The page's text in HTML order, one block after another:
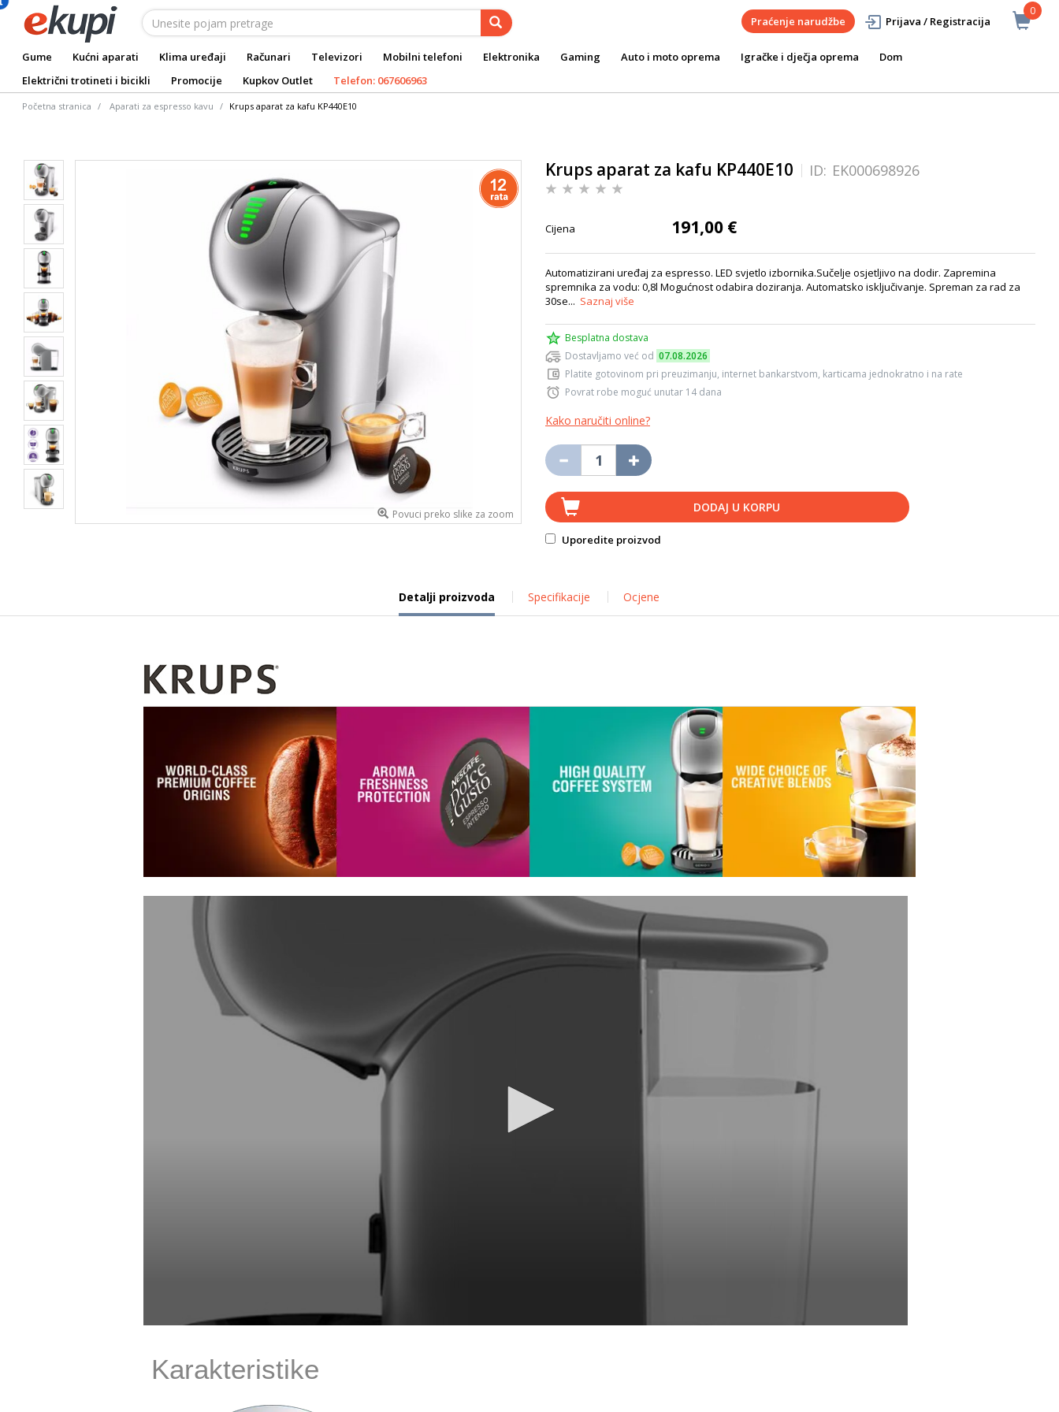
0
Praćenje narudžbe Prijava / Registracija
Gume Kućni aparati Klima uređaji Računari Televizori Mobilni telefoni Elektronika Gaming Auto i moto oprema Igračke i dječja oprema
Dom
Električni trotineti i bicikli
Promocije Kupkov Outlet Telefon: 067606963
Početna stranica Aparati za espresso kavu Krups aparat za kafu KP440E10
Povuci preko slike za zoom
Krups aparat za kafu KP440E10 ID: EK000698926
Cijena 191,00 €
Automatizirani uređaj za espresso. LED svjetlo izbornika.Sučelje osjetljivo na dodir. Zapremina
spremnika za vodu: 0,8l Mogućnost odabira doziranja. Automatsko isključivanje. Spreman za rad za
30se... Saznaj više
Besplatna dostava
Dostavljamo već od 07.08.2026
Platite gotovinom pri preuzimanju, internet bankarstvom, karticama jednokratno i na rate
Povrat robe moguć unutar 14 dana
Kako naručiti online?
DODAJ U KORPU
Uporedite proizvod
Detalji proizvoda Specifikacije Ocjene
Karakteristike